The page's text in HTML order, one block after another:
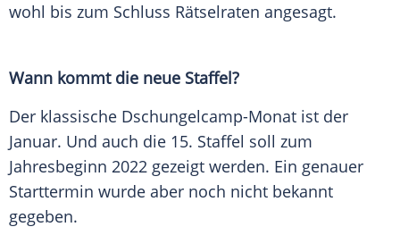
wohl bis zum Schluss Rätselraten angesagt.
Wann kommt die neue Staffel?
Der klassische Dschungelcamp-Monat ist der
Januar. Und auch die 15. Staffel soll zum
Jahresbeginn 2022 gezeigt werden. Ein genauer
Starttermin wurde aber noch nicht bekannt
gegeben.